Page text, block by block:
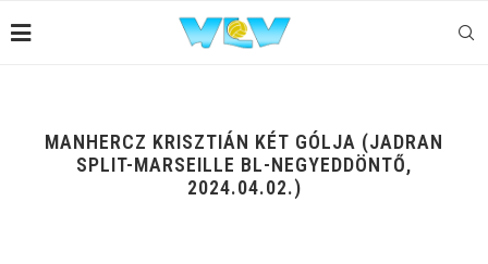
MANHERCZ KRISZTIÁN KÉT GÓLJA (JADRAN
SPLIT-MARSEILLE BL-NEGYEDDÖNTŐ,
2024.04.02.)